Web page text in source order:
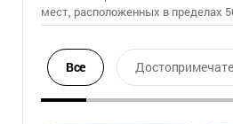
мест, расположенных в пределах
Все